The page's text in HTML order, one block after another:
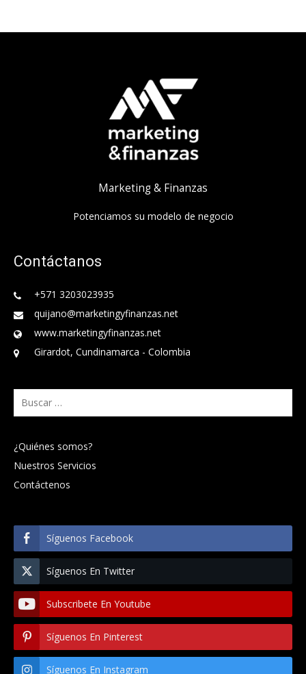
Marketing & Finanzas
Potenciamos su modelo de negocio
Contáctanos
+571 3203023935
quijano@marketingyfinanzas.net
www.marketingyfinanzas.net
Girardot, Cundinamarca - Colombia
Buscar:
¿Quiénes somos?
Nuestros Servicios
Contáctenos
Síguenos Facebook
Síguenos En Twitter
Subscribete En Youtube
Síguenos En Pinterest
Síguenos En Instagram